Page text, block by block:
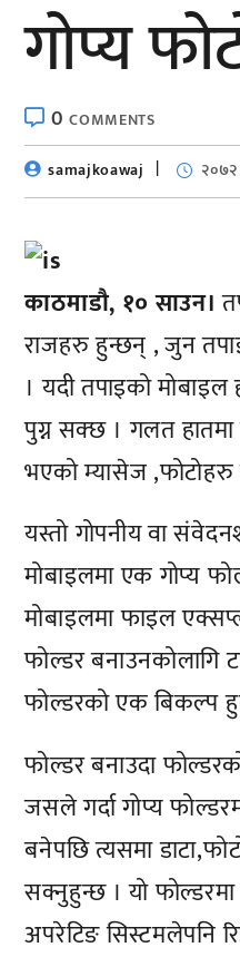
गोप्य
0COMMENTS
samajkoawaj
२०७२
काठमाडौ, १० साउन।
राजहरु हुन्छन् , जुन
। यदी तपाइको
पुग्न सक्छ । गलत
भएको म्यासेज
यस्तो गोपनीय वा
मोबाइलमा एक गोप्य
मोबाइलमा फाइल
फोल्डर बनाउनकोलागि
फोल्डरको एक बिकल्प
फोल्डर बनाउदा
जसले गर्दा गोप्य
बनेपछि त्यसमा
सक्नुहुन्छ । यो फोल्डरमा
अपरेटिङ सिस्टमलेपनि